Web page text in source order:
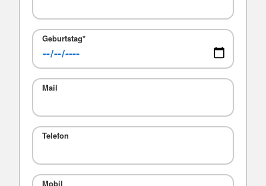
Geburtstag*
Mail
Telefon
Mobil